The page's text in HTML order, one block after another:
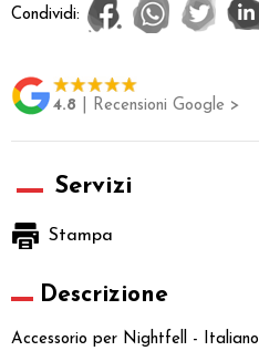
Condividi:
4.8 | Recensioni Google >
Servizi
Stampa
Descrizione
Accessorio per Nightfell - Italiano